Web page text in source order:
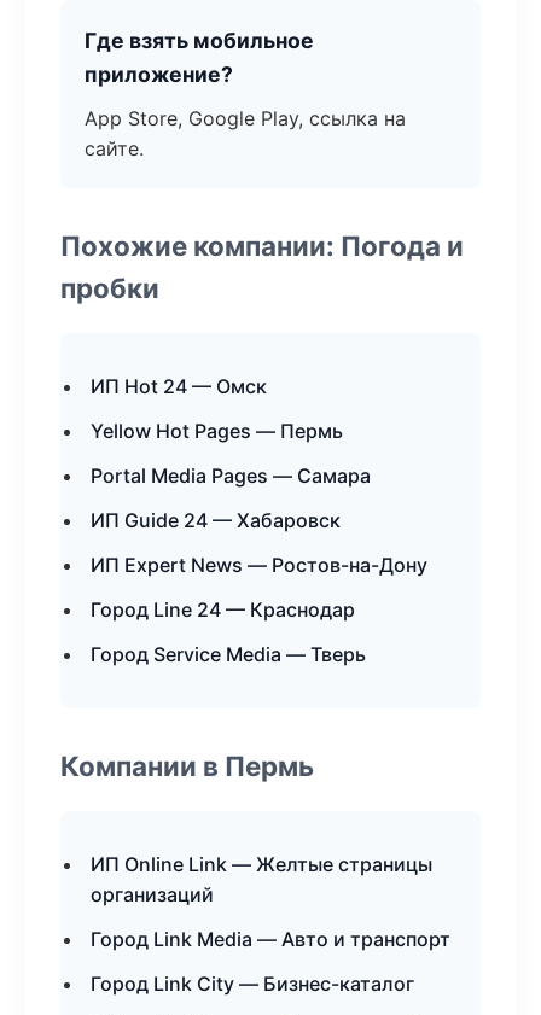
Где взять мобильное
приложение?
App Store, Google Play, ссылка на
сайте.
Похожие компании: Погода и
пробки
ИП Hot 24 — Омск
Yellow Hot Pages — Пермь
Portal Media Pages — Самара
ИП Guide 24 — Хабаровск
ИП Expert News — Ростов-на-Дону
Город Line 24 — Краснодар
Город Service Media — Тверь
Компании в Пермь
ИП Online Link — Желтые страницы
организаций
Город Link Media — Авто и транспорт
Город Link City — Бизнес-каталог